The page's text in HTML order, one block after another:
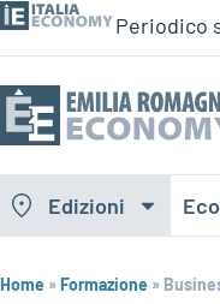
Periodico
Edizioni
Home »Formazione »